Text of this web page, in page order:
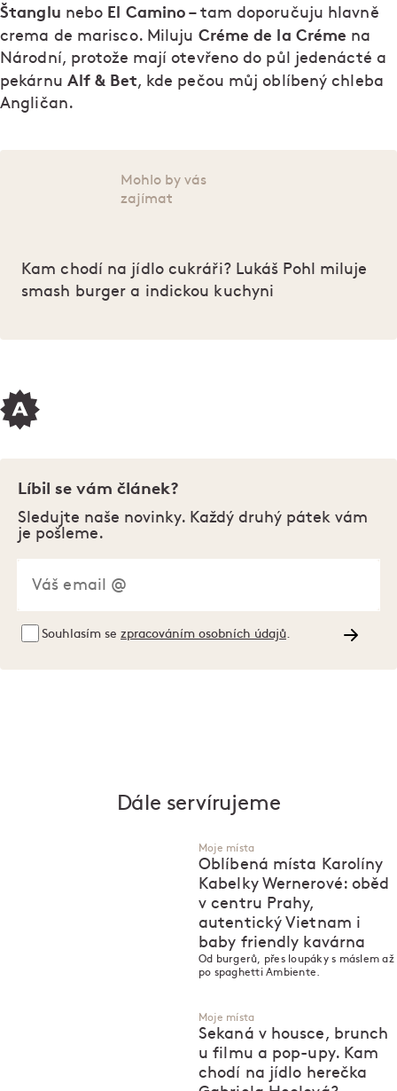
Štanglu nebo El Camino – tam doporučuju hlavně
crema de marisco. Miluju Créme de la Créme na
Národní, protože mají otevřeno do půl jedenácté a
pekárnu Alf & Bet, kde pečou můj oblíbený chleba
Angličan.
Mohlo by vás
zajímat
Kam chodí na jídlo cukráři? Lukáš Pohl miluje
smash burger a indickou kuchyni
Líbil se vám článek?
Sledujte naše novinky. Každý druhý pátek vám
je pošleme.
Souhlasím se zpracováním osobních údajů
Dále servírujeme
Moje místa
Oblíbená místa Karolíny
Kabelky Wernerové: oběd
v centru Prahy,
autentický Vietnam i
baby friendly kavárna
Od burgerů, přes loupáky s máslem až
po spaghetti Ambiente.
Moje místa
Sekaná v housce, brunch
u filmu a pop-upy. Kam
chodí na jídlo herečka